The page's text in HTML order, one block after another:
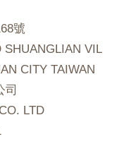
號
SHUANGLIAN VIL
CITY TAIWAN
司
LTD